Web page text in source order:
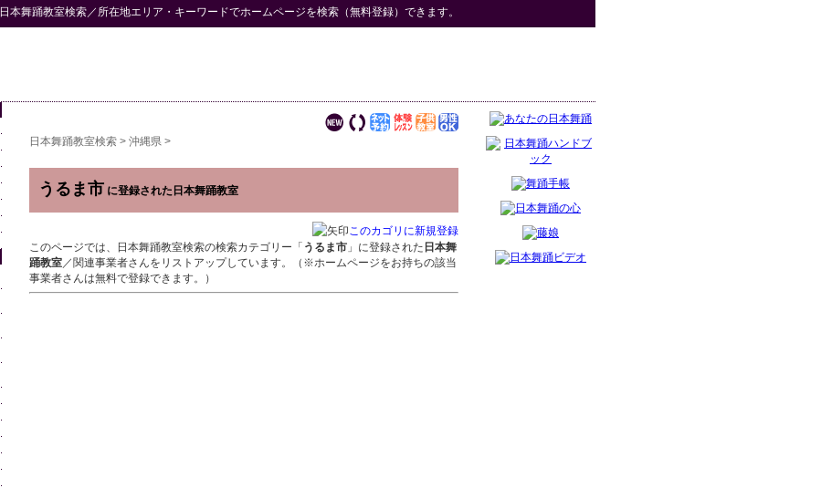
日本舞踊教室検索／所在地エリア・キーワードでホームページを検索（無料登録）できます。
日本舞踊教室検索 > 沖縄県 >
うるま市 に登録された日本舞踊教室
このカゴリに新規登録
このページでは、日本舞踊教室検索の検索カテゴリー「 うるま市 」に登録された 日本舞
踊教室／関連事業者さんをリストアップしています。（※ホームページをお持ちの該当
事業者さんは無料で登録できます。）